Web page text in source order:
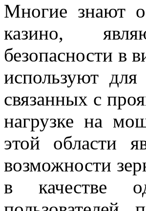
Многие знают
казино,
безопасности в
используют
связанных с
нагрузке на
этой области
возможности
в качестве